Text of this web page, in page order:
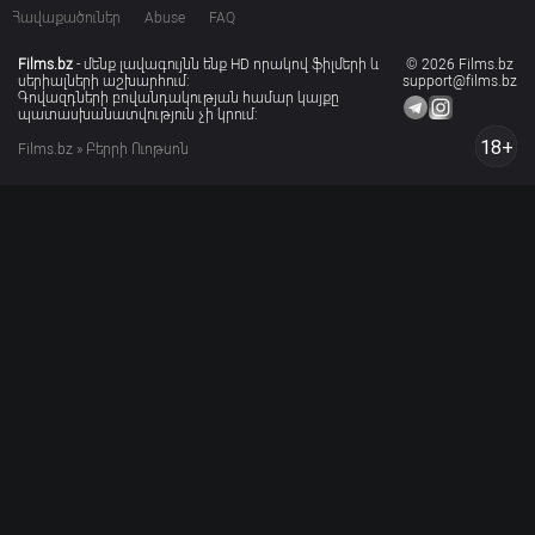
Հավաքածուներ Abuse FAQ
© 2026 Films.bz
support@films.bz
18+
Films.bz - մենք լավագույնն ենք HD որակով ֆիլմերի և
սերիալների աշխարհում:
Գովազդների բովանդակության համար կայքը
պատասխանատվություն չի կրում:
Films.bz » Բերրի Ուոթսոն